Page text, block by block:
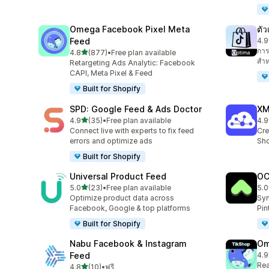
Omega Facebook Pixel Meta
Feed
4.8เต็ม 5 ดาว
(877)
ทั้งหมด 877 รีวิว
•Free plan available
Retargeting Ads Analytic: Facebook
CAPI, Meta Pixel & Feed
Built for Shopify
ตั
4.9
ทั้ง
กา
สำ
SPD: Google Feed & Ads Doctor
4.9เต็ม 5 ดาว
(35)
ทั้งหมด 35 รีวิว
•Free plan available
Connect live with experts to fix feed
errors and optimize ads
Built for Shopify
4.9
ทั้ง
Universal Product Feed
5.0เต็ม 5 ดาว
(23)
ทั้งหมด 23 รีวิว
•Free plan available
Optimize product data across
Facebook, Google & top platforms
Built for Shopify
5.0
ทั้ง
Nabu Facebook & Instagram
Feed
4.8เต็ม 5 ดาว
(10)•ฟรี
4.9
ทั้ง